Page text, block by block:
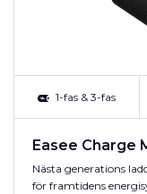
1-fas & 3-fas
Easee Charge
Nästa generations
för framtidens